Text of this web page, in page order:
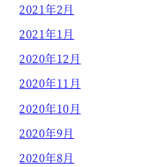
2021年2月
2021年1月
2020年12月
2020年11月
2020年10月
2020年9月
2020年8月